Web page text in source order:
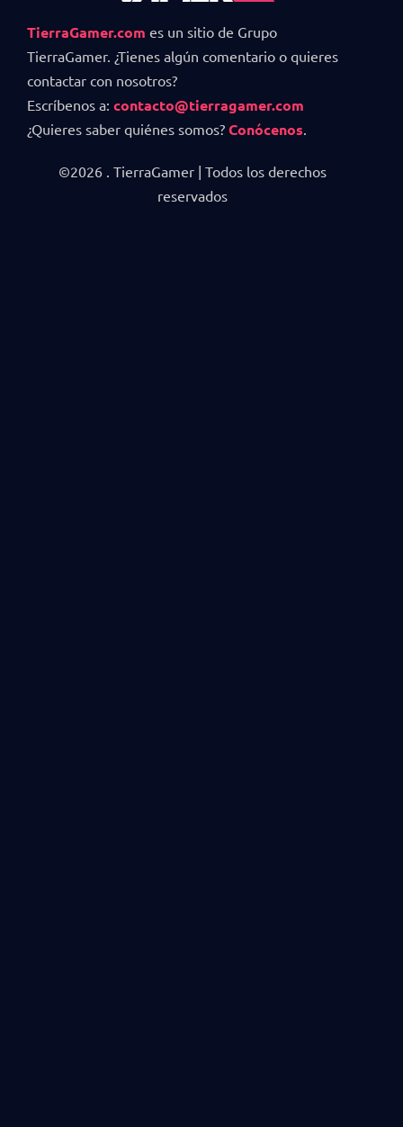
TierraGamer.com es un sitio de Grupo
TierraGamer. ¿Tienes algún comentario o quieres
contactar con nosotros?
Escríbenos a: contacto@tierragamer.com
¿Quieres saber quiénes somos? Conócenos
©2026 . TierraGamer | Todos los derechos
reservados